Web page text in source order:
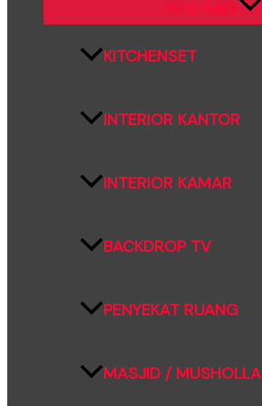
Menu Toggle
KITCHENSET
INTERIOR KANTOR
INTERIOR KAMAR
BACKDROP TV
PENYEKAT RUANG
MASJID / MUSHOLLA